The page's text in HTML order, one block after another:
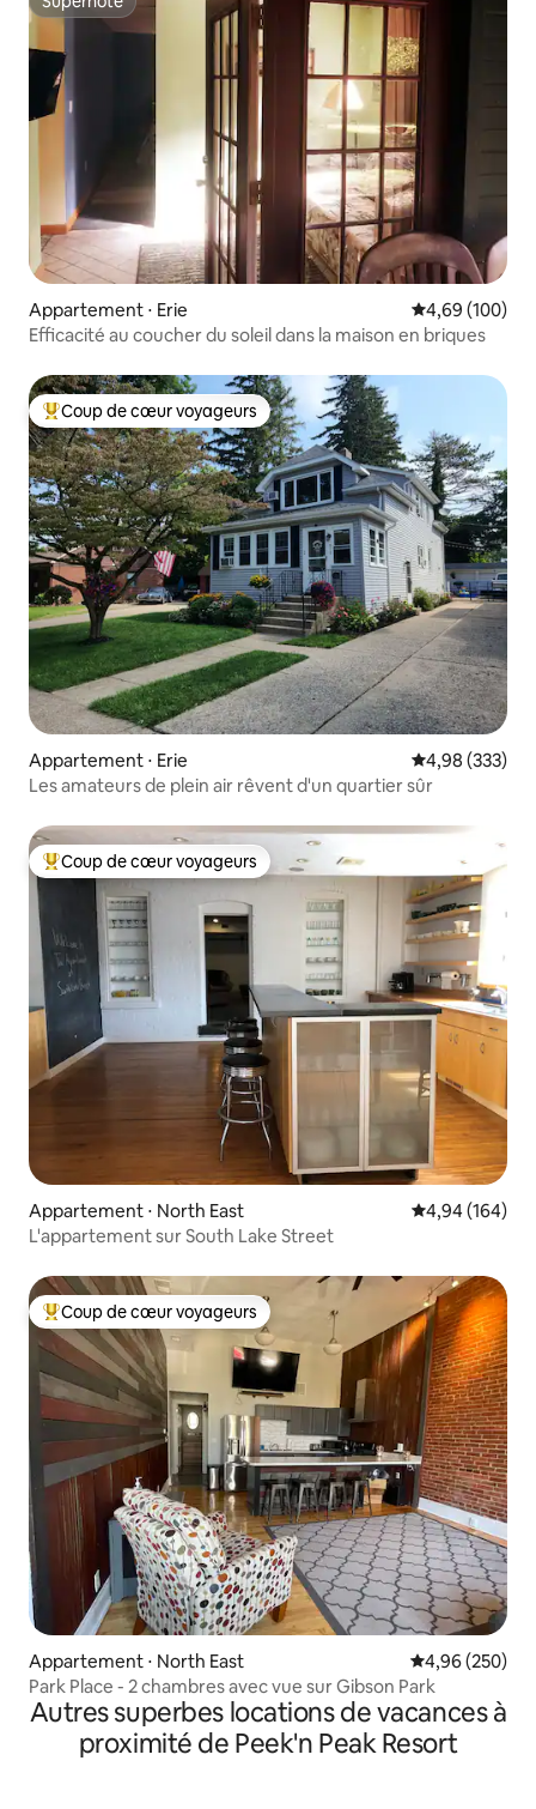
Superhôte
Appartement ⋅ Erie Évaluation
4,69 (100)
Efficacité au coucher du soleil dans la maison en briques
Coups de cœur voyageurs les plus appréciés
Coup de cœur voyageurs
Appartement ⋅ Erie Évaluation
4,98 (333)
Les amateurs de plein air rêvent d'un quartier sûr
Coups de cœur voyageurs les plus appréciés
Coup de cœur voyageurs
Appartement ⋅ North East Évaluation
4,94 (164)
L'appartement sur South Lake Street
Coups de cœur voyageurs les plus appréciés
Coup de cœur voyageurs
Appartement ⋅ North East Évaluation
4,96 (250)
Park Place - 2 chambres avec vue sur Gibson Park
Autres superbes locations de vacances à
proximité de Peek'n Peak Resort